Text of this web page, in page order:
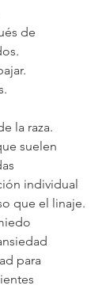
de
la raza.
suelen
individual
que el linaje.
para